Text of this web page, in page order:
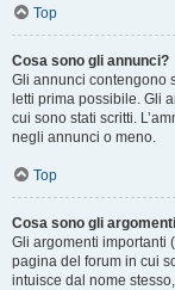
Top
Cosa sono gli annunci?
Gli annunci contengono
letti prima possibile. Gli
cui sono stati scritti.
negli annunci o meno.
Top
Cosa sono gli
Gli argomenti importanti
pagina del forum in cui
intuisce dal nome